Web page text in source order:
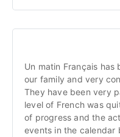
Un matin Français
our family and very
They have been very
level of French was
of progress and the
events in the calendar